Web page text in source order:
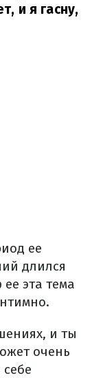
и я гасну,
ее
длился
эта тема
и ты
очень